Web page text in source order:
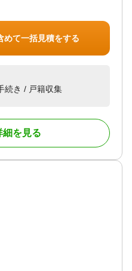
めて一括見積をする
続き / 戸籍収集
細を見る